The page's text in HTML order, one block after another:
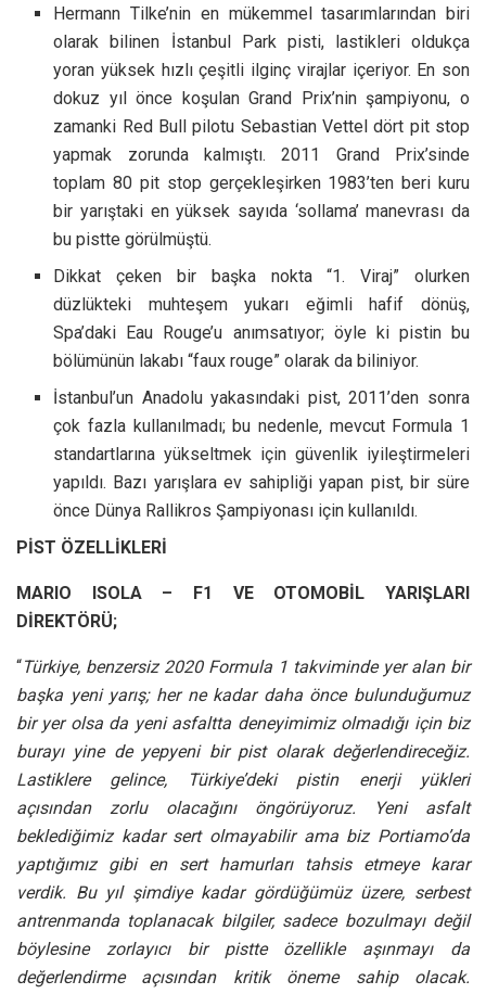
Hermann Tilke’nin en mükemmel tasarımlarından biri
olarak bilinen İstanbul Park pisti, lastikleri oldukça
yoran yüksek hızlı çeşitli ilginç virajlar içeriyor. En son
dokuz yıl önce koşulan Grand Prix’nin şampiyonu, o
zamanki Red Bull pilotu Sebastian Vettel dört pit stop
yapmak zorunda kalmıştı. 2011 Grand Prix’sinde
toplam 80 pit stop gerçekleşirken 1983’ten beri kuru
bir yarıştaki en yüksek sayıda ‘sollama’ manevrası da
bu pistte görülmüştü.
Dikkat çeken bir başka nokta “1. Viraj” olurken
düzlükteki muhteşem yukarı eğimli hafif dönüş,
Spa’daki Eau Rouge’u anımsatıyor; öyle ki pistin bu
bölümünün lakabı “faux rouge” olarak da biliniyor.
İstanbul’un Anadolu yakasındaki pist, 2011’den sonra
çok fazla kullanılmadı; bu nedenle, mevcut Formula 1
standartlarına yükseltmek için güvenlik iyileştirmeleri
yapıldı. Bazı yarışlara ev sahipliği yapan pist, bir süre
önce Dünya Rallikros Şampiyonası için kullanıldı.
PİST ÖZELLİKLERİ
MARIO ISOLA – F1 VE OTOMOBİL YARIŞLARI
DİREKTÖRÜ;
“Türkiye, benzersiz 2020 Formula 1 takviminde yer alan bir
başka yeni yarış; her ne kadar daha önce bulunduğumuz
bir yer olsa da yeni asfaltta deneyimimiz olmadığı için biz
burayı yine de yepyeni bir pist olarak değerlendireceğiz.
Lastiklere gelince, Türkiye’deki pistin enerji yükleri
açısından zorlu olacağını öngörüyoruz. Yeni asfalt
beklediğimiz kadar sert olmayabilir ama biz Portiamo’da
yaptığımız gibi en sert hamurları tahsis etmeye karar
verdik. Bu yıl şimdiye kadar gördüğümüz üzere, serbest
antrenmanda toplanacak bilgiler, sadece bozulmayı değil
böylesine zorlayıcı bir pistte özellikle aşınmayı da
değerlendirme açısından kritik öneme sahip olacak.